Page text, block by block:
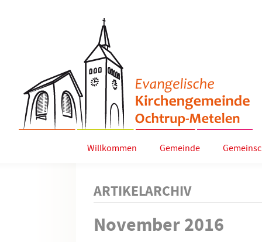
Willkommen Gemeinde
ARTIKELARCHIV
November 2016